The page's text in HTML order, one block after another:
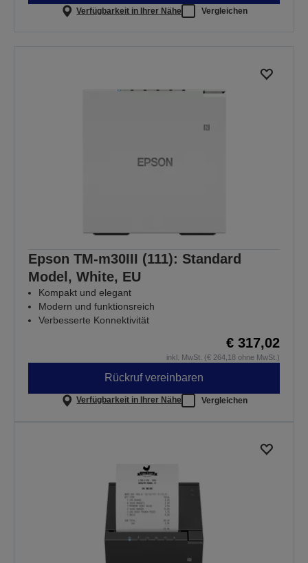
Verfügbarkeit in Ihrer Nähe Vergleichen
Epson TM-m30III (111): Standard
Model, White, EU
Kompakt und elegant
Modern und funktionsreich
Verbesserte Konnektivität
€ 317,02
inkl. MwSt. (€ 264,18 ohne MwSt.)
Rückruf vereinbaren
Verfügbarkeit in Ihrer Nähe Vergleichen